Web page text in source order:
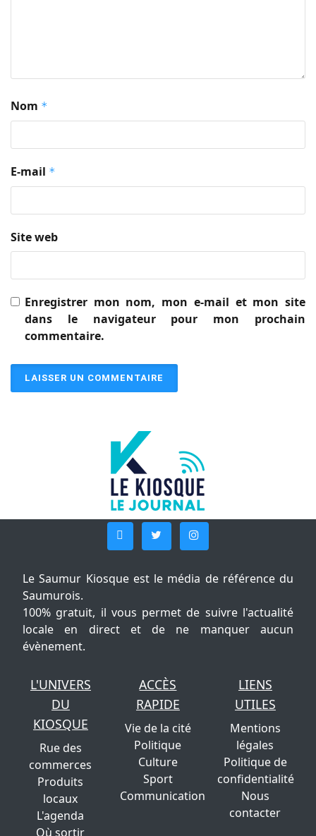
Nom *
E-mail *
Site web
Enregistrer mon nom, mon e-mail et mon site
dans le navigateur pour mon prochain
commentaire.
Le Saumur Kiosque est le média de référence du
Saumurois.
100% gratuit, il vous permet de suivre l'actualité
locale en direct et de ne manquer aucun
évènement.
L'UNIVERS
DU
KIOSQUE
Rue des
commerces
Produits
locaux
L'agenda
Où sortir
ACCÈS
RAPIDE
Vie de la cité
Politique
Culture
Sport
Communication
LIENS
UTILES
Mentions
légales
Politique de
confidentialité
Nous
contacter